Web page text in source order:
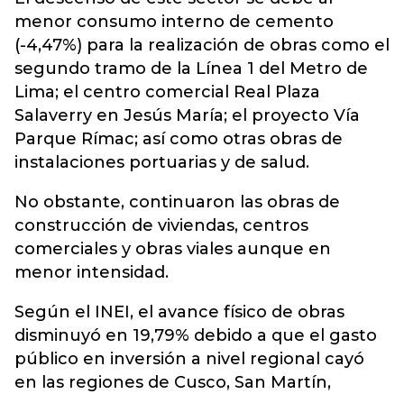
menor consumo interno de cemento
(-4,47%) para la realización de obras como el
segundo tramo de la Línea 1 del Metro de
Lima; el centro comercial Real Plaza
Salaverry en Jesús María; el proyecto Vía
Parque Rímac; así como otras obras de
instalaciones portuarias y de salud.
No obstante, continuaron las obras de
construcción de viviendas, centros
comerciales y obras viales aunque en
menor intensidad.
Según el INEI, el avance físico de obras
disminuyó en 19,79% debido a que el gasto
público en inversión a nivel regional cayó
en las regiones de Cusco, San Martín,